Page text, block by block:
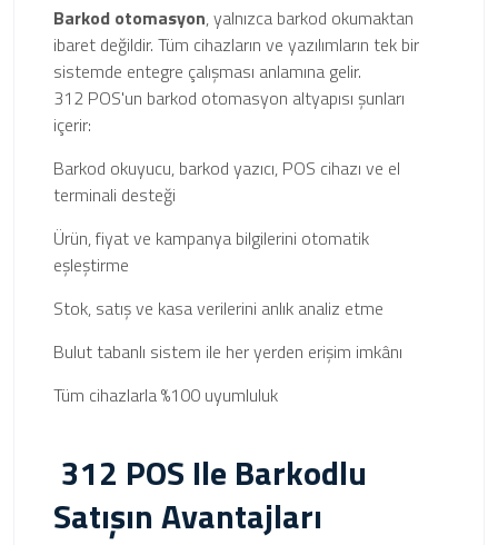
Barkod otomasyon, yalnızca barkod okumaktan
ibaret değildir. Tüm cihazların ve yazılımların tek bir
sistemde entegre çalışması anlamına gelir.
312 POS'un barkod otomasyon altyapısı şunları
içerir:
Barkod okuyucu, barkod yazıcı, POS cihazı ve el
terminali desteği
Ürün, fiyat ve kampanya bilgilerini otomatik
eşleştirme
Stok, satış ve kasa verilerini anlık analiz etme
Bulut tabanlı sistem ile her yerden erişim imkânı
Tüm cihazlarla %100 uyumluluk
312 POS Ile Barkodlu
Satışın Avantajları